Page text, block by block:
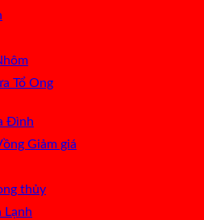
Tổ Ong
Đình
thủy
Lạnh